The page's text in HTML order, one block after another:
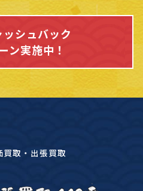
シュバック
ン実施中！
取・出張買取